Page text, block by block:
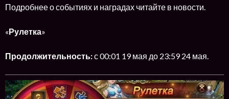
Подробнее о событиях и наградах читайте в новости.
«Рулетка»
Продолжительность:с 00:01 19 мая до 23:59 24 мая.